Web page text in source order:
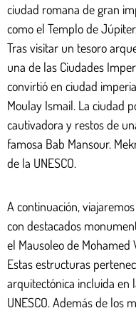
ciudad romana de gran
como el Templo de
Tras visitar un tesoro
una de las Ciudades
convirtió en ciudad
Moulay Ismail. La ciudad
cautivadora y restos de
famosa Bab Mansour.
de la UNESCO.
A continuación,
con destacados
el Mausoleo de Mohamed
Estas estructuras
arquitectónica incluida en
UNESCO. Además de los